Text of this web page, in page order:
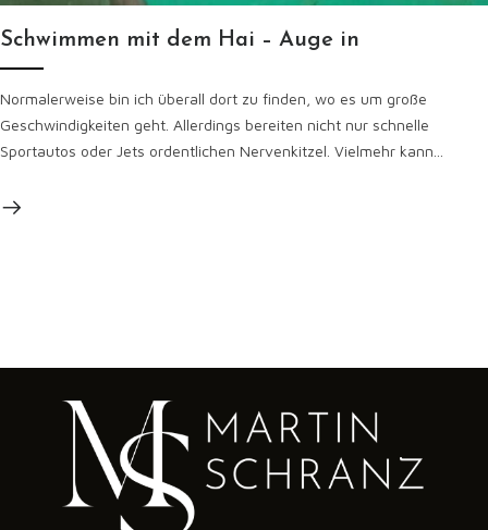
Schwimmen mit dem Hai – Auge in
Normalerweise bin ich überall dort zu finden, wo es um große
Geschwindigkeiten geht. Allerdings bereiten nicht nur schnelle
Sportautos oder Jets ordentlichen Nervenkitzel. Vielmehr kann...